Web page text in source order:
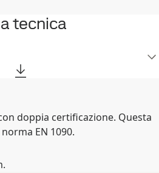
tecnica
doppia certificazione. Questa
EN 1090.